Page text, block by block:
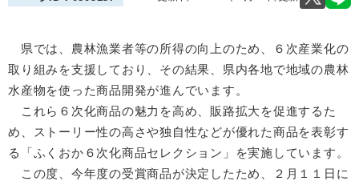
県では、農林漁業者等の所得の向上のため、６次産業化の
取り組みを支援しており、その結果、県内各地で地域の農林
水産物を使った商品開発が進んでいます。
これら６次化商品の魅力を高め、販路拡大を促進するた
め、ストーリー性の高さや独自性などが優れた商品を表彰す
る「ふくおか６次化商品セレクション」を実施しています。
この度、 今年度の受賞商品が決定したため、２月１１日に